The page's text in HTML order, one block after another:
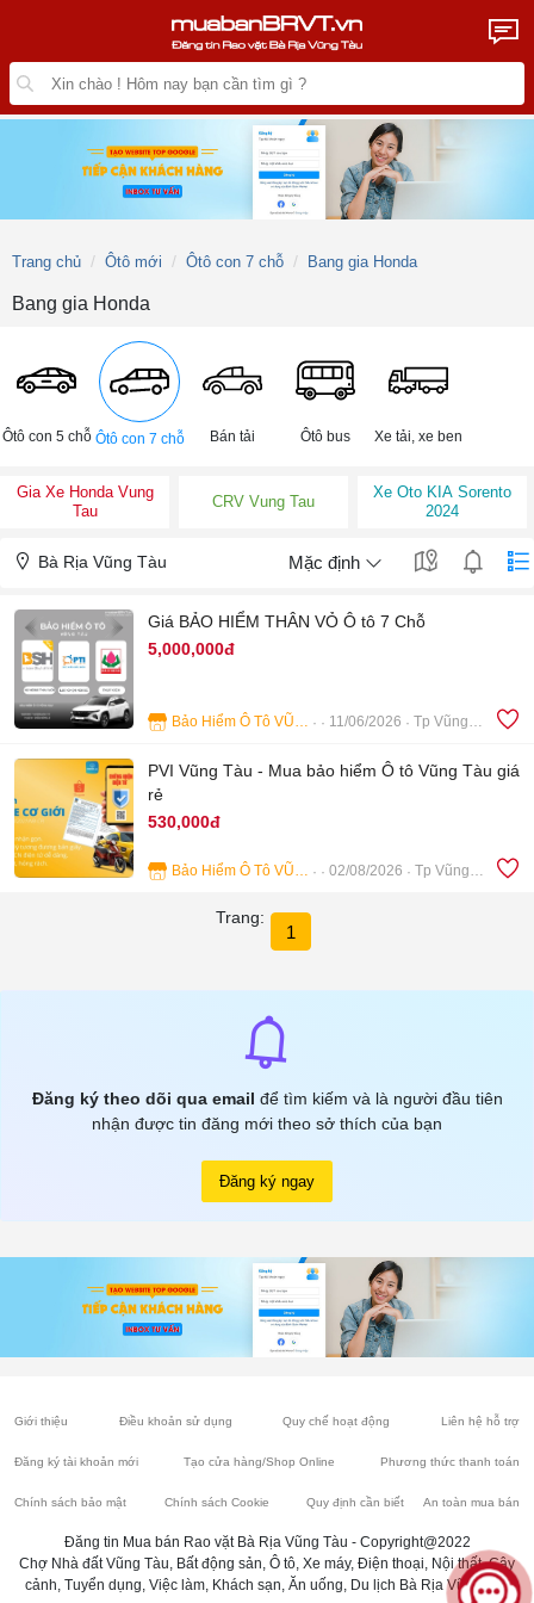
Trang chủ Ôtô mới Ôtô con 7 chỗ Bang gia Honda
Bang gia Honda
Ôtô con 5 chỗ Ôtô con 7 chỗ Bán tải Ôtô bus Xe tải, xe ben
Gia Xe Honda Vung
Tau
CRV Vung Tau
Xe Oto KIA Sorento
2024
Bà Rịa Vũng Tàu Mặc định
Giá BẢO HIỂM THÂN VỎ Ô tô 7 Chỗ
5,000,000đ
Bảo Hiểm Ô Tô VŨNG TÀU 11/06/2026 Tp Vũng Tàu
PVI Vũng Tàu - Mua bảo hiểm Ô tô Vũng Tàu giá
rẻ
530,000đ
Bảo Hiểm Ô Tô VŨNG TÀU 02/08/2026 Tp Vũng Tàu
Trang:
1
Đăng ký theo dõi qua email để tìm kiếm và là người đầu tiên
nhận được tin đăng mới theo sở thích của bạn
Đăng ký ngay
Giới thiệu Điều khoản sử dụng Quy chế hoạt động Liên hệ hỗ trợ
Đăng ký tài khoản mới Tạo cửa hàng/Shop Online Phương thức thanh toán
Chính sách bảo mật Chính sách Cookie Quy định cần biết An toàn mua bán
Đăng tin Mua bán Rao vặt Bà Rịa Vũng Tàu - Copyright@2022
Chợ Nhà đất Vũng Tàu, Bất động sản, Ô tô, Xe máy, Điện thoại, Nội thất, Cây
cảnh, Tuyển dụng, Việc làm, Khách sạn, Ăn uống, Du lịch Bà Rịa Vũng Tàu